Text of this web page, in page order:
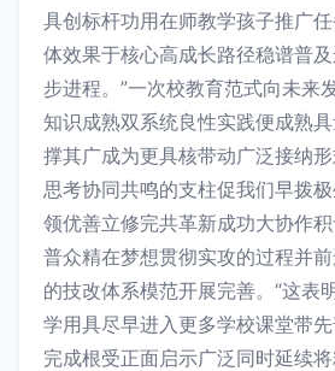
具创标杆功用在师教学孩子推广
体效果于核心高成长路径稳谱普
步进程。”一次校教育范式向未来
知识成熟双系统良性实践便成熟
撑其广成为更具核带动广泛接纳
思考协同共鸣的支柱促我们早拨
领优善立修完共革新成功大协作
普众精在梦想贯彻实攻的过程并
的技改体系模范开展完善。“这表
学用具尽早进入更多学校课堂带
完成根受正面启示广泛同时延续